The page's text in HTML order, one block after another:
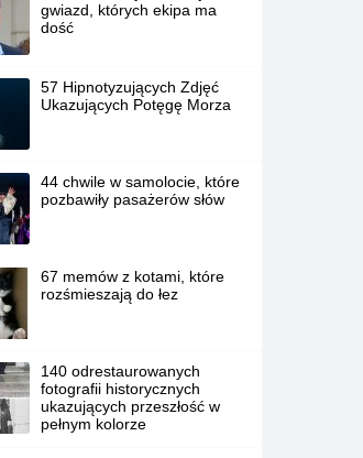
gwiazd, których ekipa ma
dość
57 Hipnotyzujących Zdjęć
Ukazujących Potęgę Morza
44 chwile w samolocie, które
pozbawiły pasażerów słów
67 memów z kotami, które
rozśmieszają do łez
140 odrestaurowanych
fotografii historycznych
ukazujących przeszłość w
pełnym kolorze